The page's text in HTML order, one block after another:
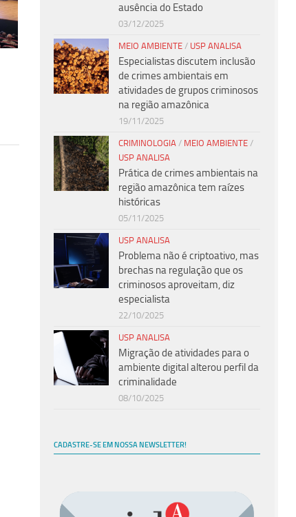
ausência do Estado
03/12/2025
MEIO AMBIENTE / USP ANALISA
Especialistas discutem inclusão
de crimes ambientais em
atividades de grupos criminosos
na região amazônica
19/11/2025
CRIMINOLOGIA / MEIO AMBIENTE /
USP ANALISA
Prática de crimes ambientais na
região amazônica tem raízes
históricas
05/11/2025
USP ANALISA
Problema não é criptoativo, mas
brechas na regulação que os
criminosos aproveitam, diz
especialista
22/10/2025
USP ANALISA
Migração de atividades para o
ambiente digital alterou perfil da
criminalidade
08/10/2025
CADASTRE-SE EM NOSSA NEWSLETTER!